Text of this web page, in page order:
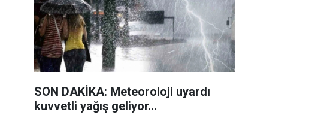
SON DAKİKA: Meteoroloji uyardı
kuvvetli yağış geliyor...